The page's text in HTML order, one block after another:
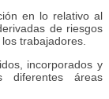
en lo relativo al
de riesgos
trabajadores.
incorporados y
áreas